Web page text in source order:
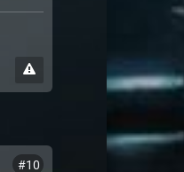
#10